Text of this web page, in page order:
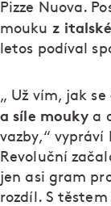
Pizze Nuova.
mouku z
letos podíval
„ Už vím, jak se
a síle mouky a
vazby,“ vypráví
Revoluční
jen asi gram
rozdíl. S